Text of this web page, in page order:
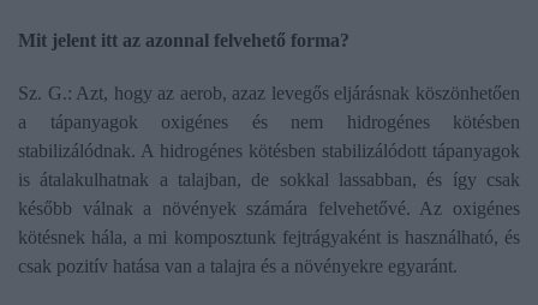
Mit jelent itt az azonnal felvehető forma?
Sz. G.: Azt, hogy az aerob, azaz levegős eljárásnak köszönhetően
a tápanyagok oxigénes és nem hidrogénes kötésben
stabilizálódnak. A hidrogénes kötésben stabilizálódott tápanyagok
is átalakulhatnak a talajban, de sokkal lassabban, és így csak
később válnak a növények számára felvehetővé. Az oxigénes
kötésnek hála, a mi komposztunk fejtrágyaként is használható, és
csak pozitív hatása van a talajra és a növényekre egyaránt.